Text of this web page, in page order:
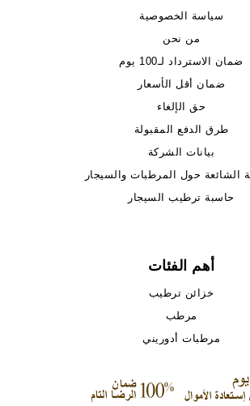
سياسة الخصوصية
من نحن
ضمان الاسترداد لـ100 يوم
ضمان أقل الأسعار
حق الإلغاء
طرق الدفع المقبولة
بيانات الشركة
الشائعة حول المرطبات والسيجار
حاسبة ترطيب السيجار
أهم الفئات
خزائن ترطيب
مرطب
مرطبات أدوريني